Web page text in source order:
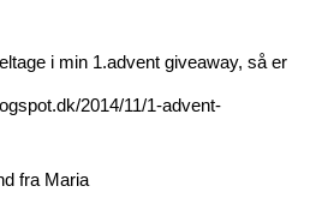
i min 1.advent giveaway, så er
2014/11/1-advent-
fra Maria